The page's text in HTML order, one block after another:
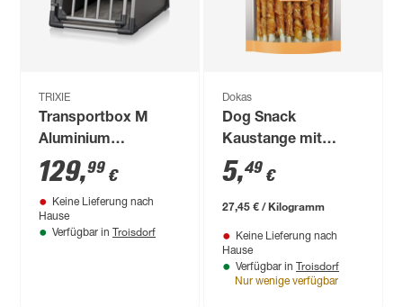
TRIXIE
Transportbox M
Aluminium
graphitfarben 55 x
61 x 74 cm
129,99 €
Keine Lieferung nach
Hause
Verfügbar in Troisdorf
Dokas
Dog Snack
Kaustange mit
Hühnerbrustfilet 200
g
5,49 €
27,45 € / Kilogramm
Keine Lieferung nach
Hause
Verfügbar in Troisdorf
Nur wenige verfügbar